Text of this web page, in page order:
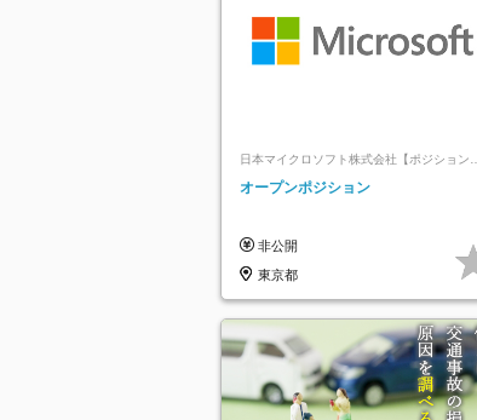
日本マイクロソフト株式会社【ポジションマ
ッチ登録】
オープンポジション
非公開
東京都